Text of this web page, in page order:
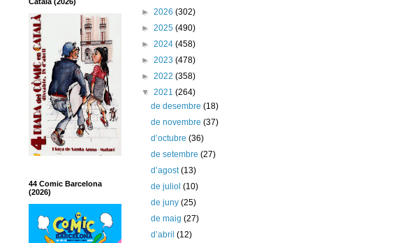
44 Comic Barcelona
(2026)
► 2026 (302)
► 2025 (490)
► 2024 (458)
► 2023 (478)
► 2022 (358)
▼ 2021 (264)
de desembre(18)
de novembre(37)
d’octubre(36)
de setembre(27)
d’agost(13)
de juliol(10)
de juny(25)
de maig(27)
d’abril(12)